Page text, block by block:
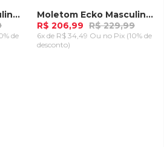
10%Moletom Ecko Masculino com Capuz Verde Tempestade
de
-10%Moletom Ecko Masculino com Capuz Preto
R$ 206,99 R$ 229,99
6x de R$ 34,49 Ou no Pix (10% de
desconto)